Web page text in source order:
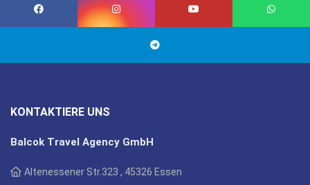
KONTAKTIERE UNS
Balcok Travel Agency GmbH
Altenessener Str.323 , 45326 Essen